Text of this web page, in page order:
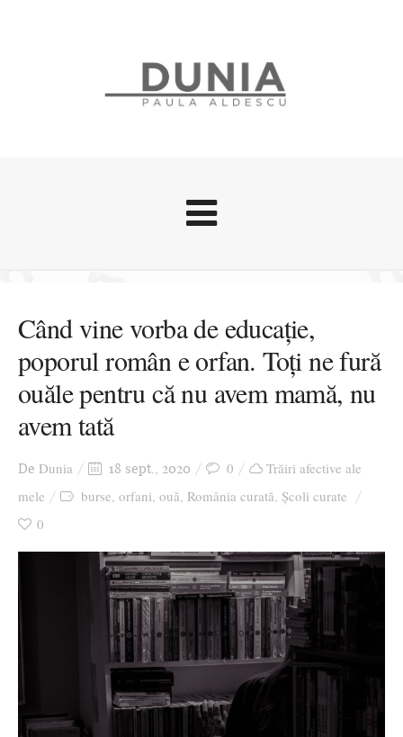
Stari afective
Zice Dunia
Călătorii
Cursuri povestite
Când vine vorba de educație,
poporul român e orfan. Toți ne fură
ouăle pentru că nu avem mamă, nu
avem tată
De Dunia 18 sept., 2020 0
Trăiri afective ale
mele
burse, orfani, ouă, România curată, Școli curate
0